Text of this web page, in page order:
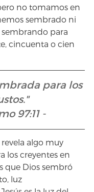
no tomamos en
sembrado ni
para
cincuenta o cien
para los
97:11 -
revela algo muy
los creyentes en
que Dios sembró
luz